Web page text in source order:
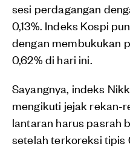
sesi perdagangan
0,13%. Indeks Kospi
dengan membukukan
0,62% di hari ini.
Sayangnya, indeks
mengikuti jejak rekan-
lantaran harus pasrah
setelah terkoreksi tipis